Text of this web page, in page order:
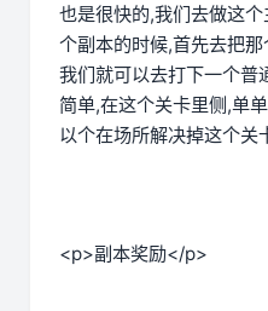
也是很快的,我们去做这
个副本的时候,首先去把
我们就可以去打下一个普
简单,在这个关卡里侧,单
以个在场所解决掉这个关
<p>副本奖励</p>